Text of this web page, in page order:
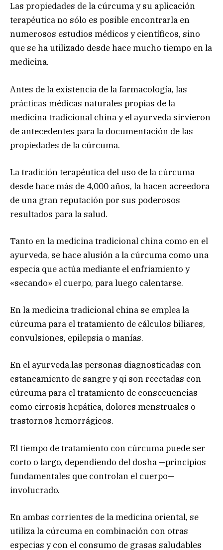
Las propiedades de la cúrcuma y su aplicación
terapéutica no sólo es posible encontrarla en
numerosos estudios médicos y científicos, sino
que se ha utilizado desde hace mucho tiempo en la
medicina.
Antes de la existencia de la farmacología, las
prácticas médicas naturales propias de la
medicina tradicional china y el ayurveda sirvieron
de antecedentes para la documentación de las
propiedades de la cúrcuma.
La tradición terapéutica del uso de la cúrcuma
desde hace más de 4,000 años, la hacen acreedora
de una gran reputación por sus poderosos
resultados para la salud.
Tanto en la medicina tradicional china como en el
ayurveda, se hace alusión a la cúrcuma como una
especia que actúa mediante el enfriamiento y
«secando» el cuerpo, para luego calentarse.
En la medicina tradicional china se emplea la
cúrcuma para el tratamiento de cálculos biliares,
convulsiones, epilepsia o manías.
En el ayurveda,las personas diagnosticadas con
estancamiento de sangre y qi son recetadas con
cúrcuma para el tratamiento de consecuencias
como cirrosis hepática, dolores menstruales o
trastornos hemorrágicos.
El tiempo de tratamiento con cúrcuma puede ser
corto o largo, dependiendo del dosha —principios
fundamentales que controlan el cuerpo—
involucrado.
En ambas corrientes de la medicina oriental, se
utiliza la cúrcuma en combinación con otras
especias y con el consumo de grasas saludables